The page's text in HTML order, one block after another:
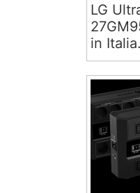
LG
in